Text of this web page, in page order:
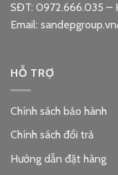
SĐT: 0972.666.035 –
Email:
HỖ TRỢ
Chính sách bảo hành
Chính sách đổi trả
Hướng dẫn đặt hàng